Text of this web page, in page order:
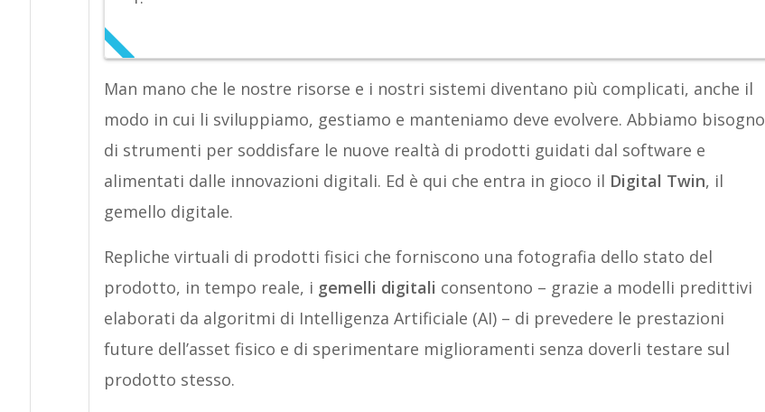
Man mano che le nostre risorse e i nostri sistemi diventano più complicati, anche il
modo in cui li sviluppiamo, gestiamo e manteniamo deve evolvere. Abbiamo bisogno
di strumenti per soddisfare le nuove realtà di prodotti guidati dal software e
alimentati dalle innovazioni digitali. Ed è qui che entra in gioco il Digital Twin, il
gemello digitale.
Repliche virtuali di prodotti fisici che forniscono una fotografia dello stato del
prodotto, in tempo reale, i gemelli digitali consentono – grazie a modelli predittivi
elaborati da algoritmi di Intelligenza Artificiale (AI) – di prevedere le prestazioni
future dell’asset fisico e di sperimentare miglioramenti senza doverli testare sul
prodotto stesso.